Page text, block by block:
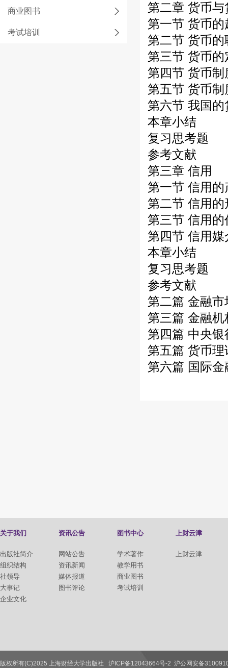
商业图书
考试培训
第二章 货币与
第一节 货币
第二节 货币的
第三节 货币
第四节 货币
第五节 货币制
第六节 我国
本章小结
复习思考题
参考文献
第三章 信用
第一节 信用
第二节 信用
第三节 信用的
第四节 信用
本章小结
复习思考题
参考文献
第二篇 金融市
第三篇 金融机
第四篇 中央
第五篇 货币
第六篇 国际金
关于我们
出版社简介
组织结构
社领导
大事记
企业文化
资讯公告
网站公告
资讯新闻
媒体报道
图书评论
图书中心
学术著作
教学用书
商业图书
考试培训
上财云津
上财云津
联系我们
版权所有(C)2025 上海财经大学出版社 沪ICP备12043664号-2 沪公网安备